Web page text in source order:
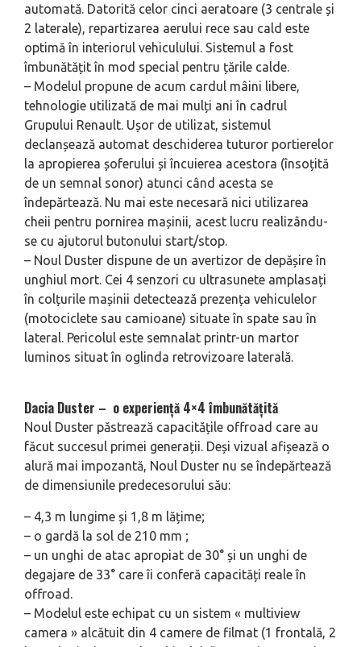
automată. Datorită celor cinci aeratoare (3 centrale și
2 laterale), repartizarea aerului rece sau cald este
optimă în interiorul vehiculului. Sistemul a fost
îmbunătățit în mod special pentru țările calde.
– Modelul propune de acum cardul mâini libere,
tehnologie utilizată de mai mulți ani în cadrul
Grupului Renault. Ușor de utilizat, sistemul
declanșează automat deschiderea tuturor portierelor
la apropierea șoferului și încuierea acestora (însoțită
de un semnal sonor) atunci când acesta se
îndepărtează. Nu mai este necesară nici utilizarea
cheii pentru pornirea mașinii, acest lucru realizându-
se cu ajutorul butonului start/stop.
– Noul Duster dispune de un avertizor de depășire în
unghiul mort. Cei 4 senzori cu ultrasunete amplasați
în colțurile mașinii detectează prezența vehiculelor
(motociclete sau camioane) situate în spate sau în
lateral. Pericolul este semnalat printr-un martor
luminos situat în oglinda retrovizoare laterală.
Dacia Duster – o experiență 4×4 îmbunătățită
Noul Duster păstrează capacitățile offroad care au
făcut succesul primei generații. Deși vizual afișează o
alură mai impozantă, Noul Duster nu se îndepărtează
de dimensiunile predecesorului său:
– 4,3 m lungime și 1,8 m lățime;
– o gardă la sol de 210 mm ;
– un unghi de atac apropiat de 30° și un unghi de
degajare de 33° care îi conferă capacități reale în
offroad.
– Modelul este echipat cu un sistem « multiview
camera » alcătuit din 4 camere de filmat (1 frontală, 2